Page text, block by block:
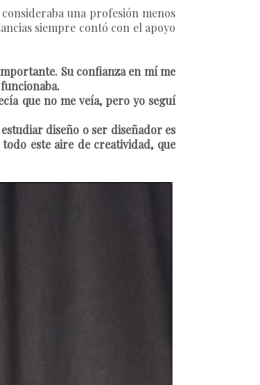
una profesión menos
siempre contó con el apoyo
Su confianza en mí me
que no me veía, pero yo seguí
diseño o ser diseñador es
este aire de creatividad, que